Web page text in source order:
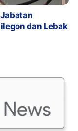
dan Lebak